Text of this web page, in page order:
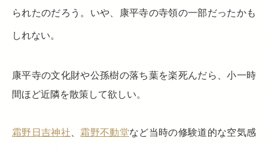
られたのだろう。いや、康平寺の寺領の一部だったかも
しれない。
康平寺の文化財や公孫樹の落ち葉を楽死んだら、小一時
間ほど近隣を散策して欲しい。
霜野日吉神社 霜野不動堂など当時の修験道的な空気感